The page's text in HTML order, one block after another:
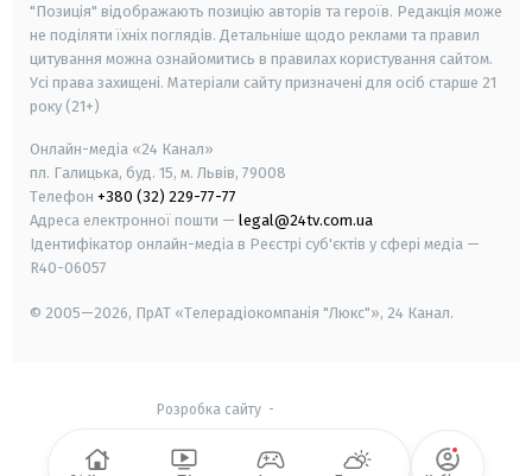
"Позиція" відображають позицію авторів та героїв. Редакція може
не поділяти їхніх поглядів. Детальніше щодо реклами та правил
цитування можна ознайомитись в правилах користування сайтом.
Усі права захищені. Матеріали сайту призначені для осіб старше 21
року (21+)
Онлайн-медіа «24 Канал»
пл. Галицька, буд. 15, м. Львів, 79008
Телефон +380 (32) 229-77-77
Адреса електронної пошти — legal@24tv.com.ua
Ідентифікатор онлайн-медіа в Реєстрі суб'єктів у сфері медіа —
R40-06057
© 2005—2026, ПрАТ «Телерадіокомпанія "Люкс"», 24 Канал.
Розробка сайту-